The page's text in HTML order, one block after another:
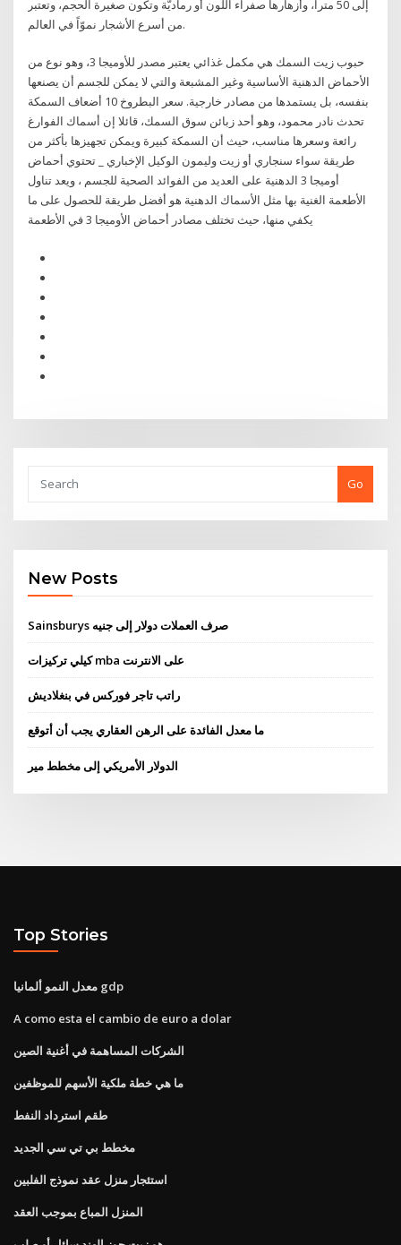
إلى 50 متراً، وأزهارها صفراء اللون أو رماديّة وتكون صغيرة الحجم، وتعتبر
من أسرع الأشجار نموّاً في العالم.
حبوب زيت السمك هي مكمل غذائي يعتبر مصدر للأوميجا 3، وهو نوع من
الأحماض الدهنية الأساسية وغير المشبعة والتي لا يمكن للجسم أن يصنعها
بنفسه، بل يستمدها من مصادر خارجية. سعر البطروخ 10 أضعاف السمكة
تحدث نادر محمود، وهو أحد زبائن سوق السمك، قائلا إن أسماك الفوارغ
رائعة وسعرها مناسب، حيث أن السمكة كبيرة ويمكن تجهيزها بأكثر من
طريقة سواء سنجاري أو زيت وليمون الوكيل الإخباري _ تحتوي أحماض
أوميجا 3 الدهنية على العديد من الفوائد الصحية للجسم ، ويعد تناول
الأطعمة الغنية بها مثل الأسماك الدهنية هو أفضل طريقة للحصول على ما
يكفي منها، حيث تختلف مصادر أحماض الأوميجا 3 في الأطعمة
Go
New Posts
Sainsburys صرف العملات دولار إلى جنيه
كيلي تركيزات mba على الانترنت
راتب تاجر فوركس في بنغلاديش
ما معدل الفائدة على الرهن العقاري يجب أن أتوقع
الدولار الأمريكي إلى مخطط مير
Top Stories
معدل النمو ألمانيا gdp
A como esta el cambio de euro a dolar
الشركات المساهمة في أغنية الصين
ما هي خطة ملكية الأسهم للموظفين
طقم استرداد النفط
مخطط بي تي سي الجديد
استئجار منزل عقد نموذج الفلبين
المنزل المباع بموجب العقد